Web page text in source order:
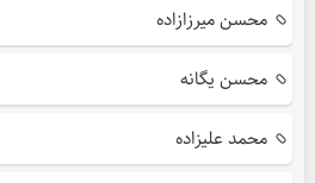
محسن میرزازاده
محسن یگانه
محمد علیزاده